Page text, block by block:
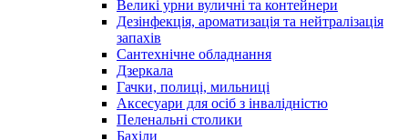
Великі урни вуличні та контейнери
Дезінфекція, ароматизація та нейтралізація
запахів
Сантехнічне обладнання
Дзеркала
Гачки, полиці, мильниці
Аксесуари для осіб з інвалідністю
Пеленальні столики
Бахіли